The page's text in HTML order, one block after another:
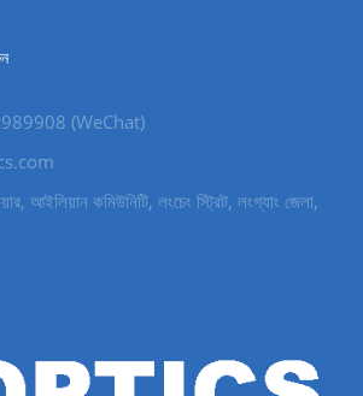
(WeChat)
আইলিয়ান কমিউনিটি, লংচেং স্ট্রিট, লংগ্যাং জেলা,